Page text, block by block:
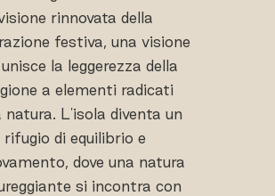
rinnovata della
festiva, una visione
la leggerezza della
a elementi radicati
natura. L'isola diventa un
rifugio di equilibrio e
dove una natura
si incontra con